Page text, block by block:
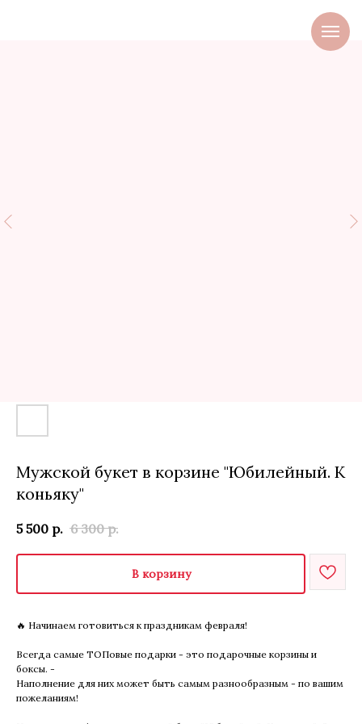
Мужской букет в корзине "Юбилейный. К
коньяку"
5 500 р. 6 300 р.
В корзину
🔥 Начинаем готовиться к праздникам февраля!
Всегда самые ТОПовые подарки - это подарочные корзины и
боксы. -
Наполнение для них может быть самым разнообразным - по вашим
пожеланиям!